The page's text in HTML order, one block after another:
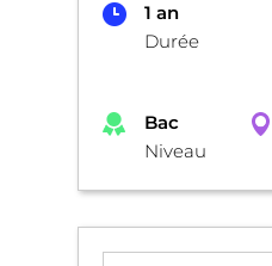
1 an
Durée
Bac
Niveau